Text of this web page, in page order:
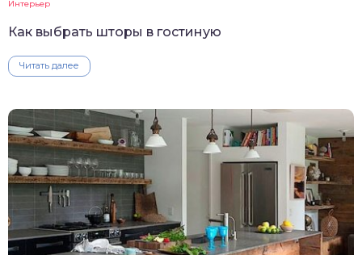
Интерьер
Как выбрать шторы в гостиную
Читать далее